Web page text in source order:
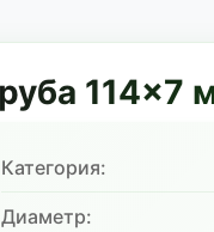
114×7
Категория:
Диаметр: